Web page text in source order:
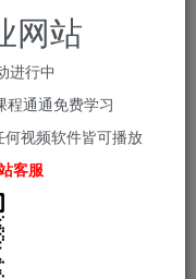
网站
进行中
程通通免费学习
视频软件皆可播放
客服